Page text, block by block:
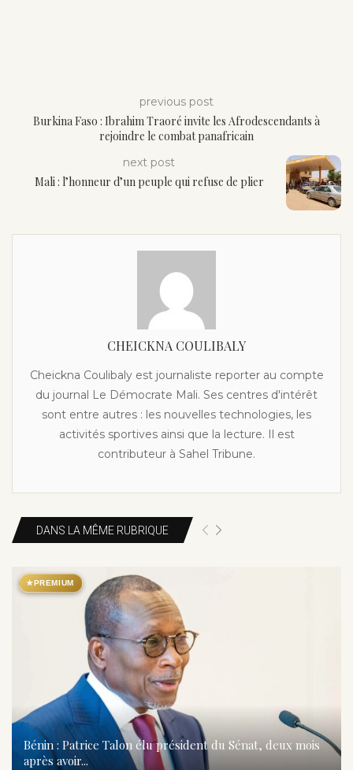
previous post
Burkina Faso : Ibrahim Traoré invite les Afrodescendants à
rejoindre le combat panafricain
next post
Mali : l’honneur d’un peuple qui refuse de plier
CHEICKNA COULIBALY
Cheickna Coulibaly est journaliste reporter au compte
du journal Le Démocrate Mali. Ses centres d'intérêt
sont entre autres : les nouvelles technologies, les
activités sportives ainsi que la lecture. Il est
contributeur à Sahel Tribune.
DANS LA MÊME RUBRIQUE
★PREMIUM
Bénin : Patrice Talon élu président du Sénat, deux mois
après avoir...